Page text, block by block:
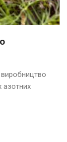
азотних